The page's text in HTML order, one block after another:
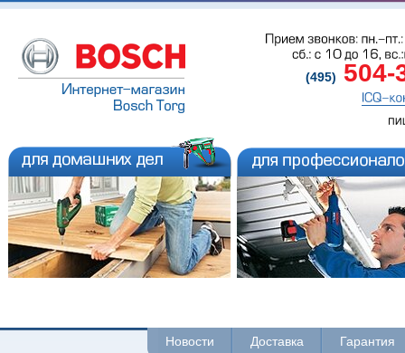
Прием звонков: пн.-
сб.: с 10 до 16,
(495)
504-
ICQ-
Новости Доставка Гарантия